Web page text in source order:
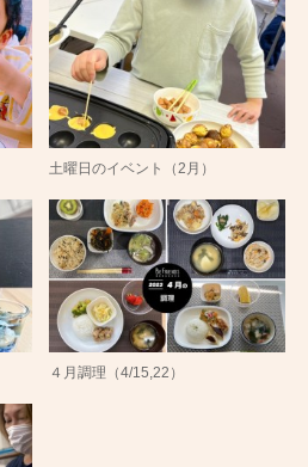
土曜日のイベント（2月）
４月調理（4/15,22）